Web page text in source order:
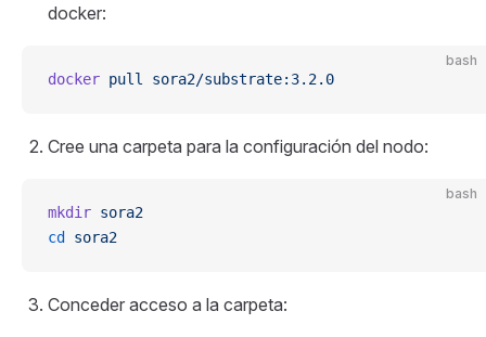
docker:
bash
docker pull sora2/substrate:3.2.0
Cree una carpeta para la configuración del nodo:
bash
mkdir sora2
cd
sora2
Conceder acceso a la carpeta: